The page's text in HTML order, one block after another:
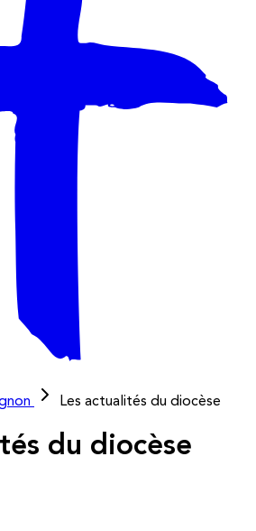
Les actualités du diocèse
du diocèse